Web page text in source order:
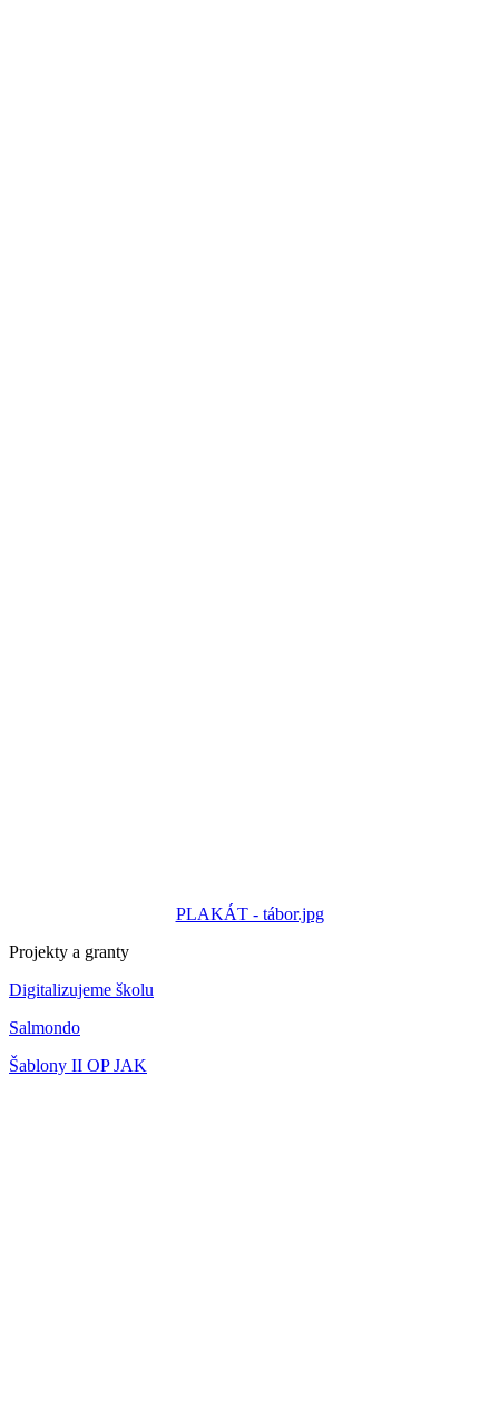
PLAKÁT - tábor.jpg
Projekty a granty
Digitalizujeme školu
Salmondo
Šablony II OP JAK